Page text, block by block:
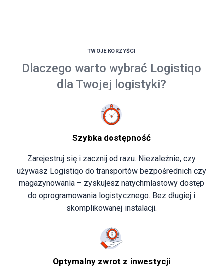
TWOJE KORZYŚCI
Dlaczego warto wybrać Logistiqo
dla Twojej logistyki?
Szybka dostępność
Zarejestruj się i zacznij od razu. Niezależnie, czy
używasz Logistiqo do transportów bezpośrednich czy
magazynowania – zyskujesz natychmiastowy dostęp
do oprogramowania logistycznego. Bez długiej i
skomplikowanej instalacji.
Optymalny zwrot z inwestycji